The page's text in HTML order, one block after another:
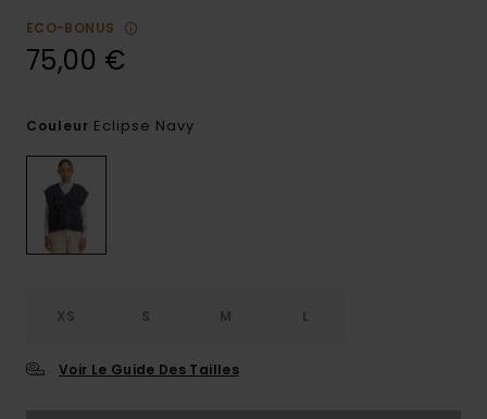
ECO-BONUS
75,00 €
Couleur Eclipse Navy
XS S M L
Voir Le Guide Des Tailles